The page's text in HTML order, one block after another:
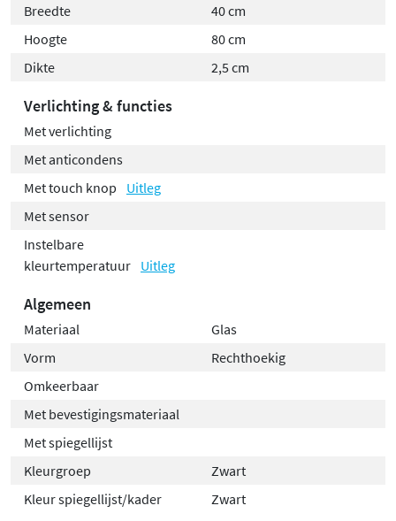
Breedte
40 cm
Hoogte
80 cm
Dikte
2,5 cm
Verlichting & functies
Met verlichting
Met anticondens
Met touch knop
Uitleg
Met sensor
Instelbare
kleurtemperatuur Uitleg
Algemeen
Materiaal
Glas
Vorm
Rechthoekig
Omkeerbaar
Met bevestigingsmateriaal
Met spiegellijst
Kleurgroep
Zwart
Kleur spiegellijst/kader
Zwart